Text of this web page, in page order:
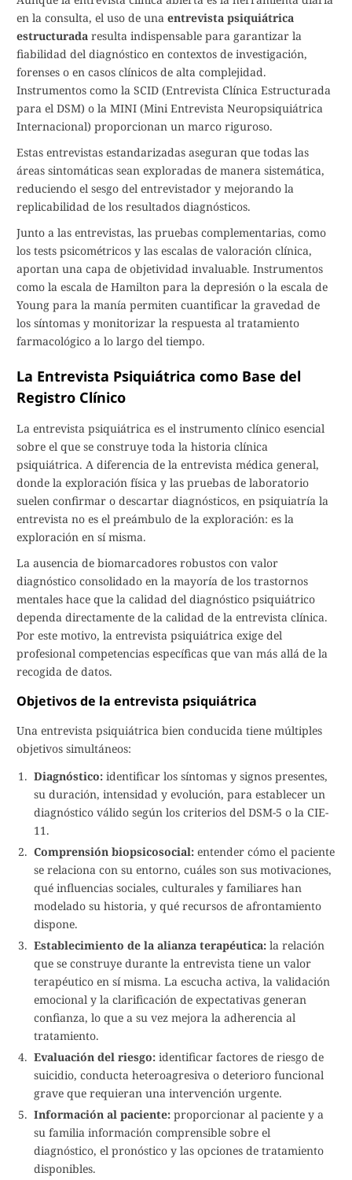
en la consulta, el uso de una entrevista psiquiátrica
estructurada resulta indispensable para garantizar la
fiabilidad del diagnóstico en contextos de investigación,
forenses o en casos clínicos de alta complejidad.
Instrumentos como la SCID (Entrevista Clínica Estructurada
para el DSM) o la MINI (Mini Entrevista Neuropsiquiátrica
Internacional) proporcionan un marco riguroso.
Estas entrevistas estandarizadas aseguran que todas las
áreas sintomáticas sean exploradas de manera sistemática,
reduciendo el sesgo del entrevistador y mejorando la
replicabilidad de los resultados diagnósticos.
Junto a las entrevistas, las pruebas complementarias, como
los tests psicométricos y las escalas de valoración clínica,
aportan una capa de objetividad invaluable. Instrumentos
como la escala de Hamilton para la depresión o la escala de
Young para la manía permiten cuantificar la gravedad de
los síntomas y monitorizar la respuesta al tratamiento
farmacológico a lo largo del tiempo.
La Entrevista Psiquiátrica como Base del
Registro Clínico
La entrevista psiquiátrica es el instrumento clínico esencial
sobre el que se construye toda la historia clínica
psiquiátrica. A diferencia de la entrevista médica general,
donde la exploración física y las pruebas de laboratorio
suelen confirmar o descartar diagnósticos, en psiquiatría la
entrevista no es el preámbulo de la exploración: es la
exploración en sí misma.
La ausencia de biomarcadores robustos con valor
diagnóstico consolidado en la mayoría de los trastornos
mentales hace que la calidad del diagnóstico psiquiátrico
dependa directamente de la calidad de la entrevista clínica.
Por este motivo, la entrevista psiquiátrica exige del
profesional competencias específicas que van más allá de la
recogida de datos.
Objetivos de la entrevista psiquiátrica
Una entrevista psiquiátrica bien conducida tiene múltiples
objetivos simultáneos:
Diagnóstico: identificar los síntomas y signos presentes,
su duración, intensidad y evolución, para establecer un
diagnóstico válido según los criterios del DSM-5 o la CIE-
11.
Comprensión biopsicosocial: entender cómo el paciente
se relaciona con su entorno, cuáles son sus motivaciones,
qué influencias sociales, culturales y familiares han
modelado su historia, y qué recursos de afrontamiento
dispone.
Establecimiento de la alianza terapéutica: la relación
que se construye durante la entrevista tiene un valor
terapéutico en sí misma. La escucha activa, la validación
emocional y la clarificación de expectativas generan
confianza, lo que a su vez mejora la adherencia al
tratamiento.
Evaluación del riesgo: identificar factores de riesgo de
suicidio, conducta heteroagresiva o deterioro funcional
grave que requieran una intervención urgente.
Información al paciente: proporcionar al paciente y a
su familia información comprensible sobre el
diagnóstico, el pronóstico y las opciones de tratamiento
disponibles.